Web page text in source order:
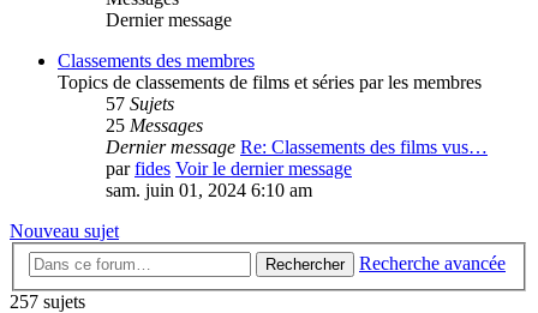
Dernier message
Classements des membres
Topics de classements de films et séries par les membres
57 Sujets
25 Messages
Dernier message Re: Classements des films vus…
parfides Voir le dernier message
sam. juin 01, 2024 6:10 am
Nouveau sujet
Rechercher
Recherche avancée
257 sujets